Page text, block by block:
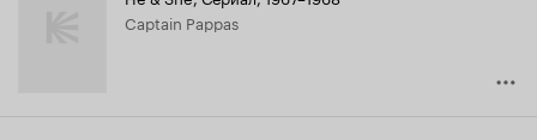
Captain Pappas